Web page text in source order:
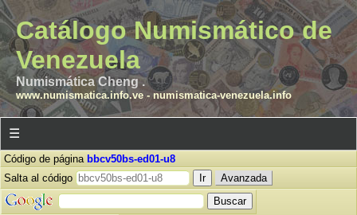
Catálogo Numismático de
Venezuela
Numismática Cheng .
www.numismatica.info.ve- numismatica-venezuela.info
☰
Código de página bbcv50bs-ed01-u8
Salta al código
Avanzada